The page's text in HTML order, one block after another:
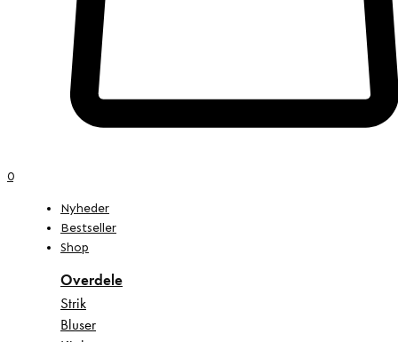
0
Nyheder
Bestseller
Shop
Overdele
Strik
Bluser